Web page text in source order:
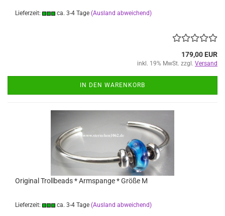
Lieferzeit: ca. 3-4 Tage (Ausland abweichend)
179,00 EUR
inkl. 19% MwSt. zzgl. Versand
IN DEN WARENKORB
Original Trollbeads * Armspange * Größe M
Lieferzeit: ca. 3-4 Tage (Ausland abweichend)